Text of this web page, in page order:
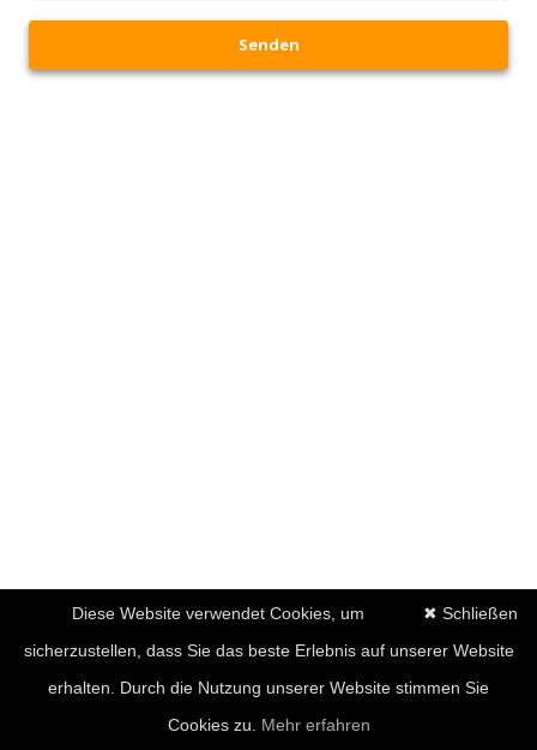
Senden
✖ Schließen
Diese Website verwendet Cookies, um
sicherzustellen, dass Sie das beste Erlebnis auf unserer Website
erhalten. Durch die Nutzung unserer Website stimmen Sie
Cookies zu. Mehr erfahren